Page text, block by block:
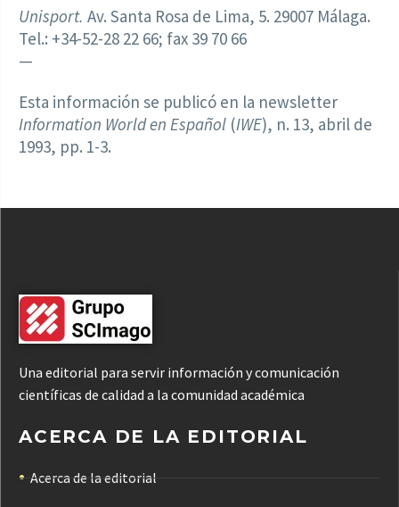
Unisport. Av. Santa Rosa de Lima, 5. 29007 Málaga.
Tel.: +34-52-28 22 66; fax 39 70 66
—
Esta información se publicó en la newsletter
Information World en Español (IWE), n. 13, abril de
1993, pp. 1-3.
Una editorial para servir información y comunicación
científicas de calidad a la comunidad académica
ACERCA DE LA EDITORIAL
Acerca de la editorial